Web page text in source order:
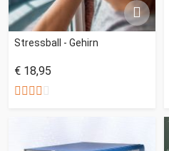
Stressball - Gehirn
€ 18,95